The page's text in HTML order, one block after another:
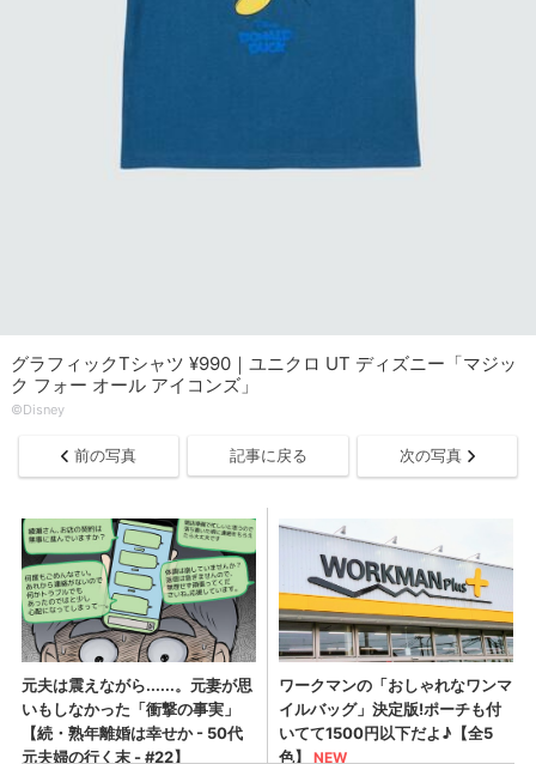
グラフィックTシャツ ¥990｜ユニクロ UT ディズニー「マジッ
ク フォー オール アイコンズ」
©Disney
前の写真 記事に戻る 次の写真